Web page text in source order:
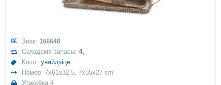
Знак: 166648
Складскія запасы:4,
Кошт:увайдзіце
Памер: 7x61x32,5, 7x55x27 cm
Упакоўка 4